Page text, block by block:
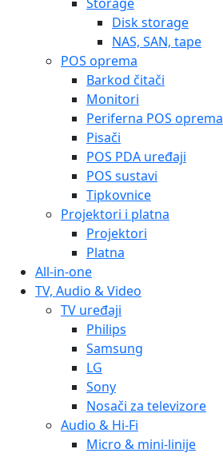
Disk storage
NAS, SAN, tape
POS oprema
Barkod čitači
Monitori
Periferna POS oprema
Pisači
POS PDA uređaji
POS sustavi
Tipkovnice
Projektori i platna
Projektori
Platna
All-in-one
TV, Audio & Video
TV uređaji
Philips
Samsung
LG
Sony
Nosači za televizore
Audio & Hi-Fi
Micro & mini-linije